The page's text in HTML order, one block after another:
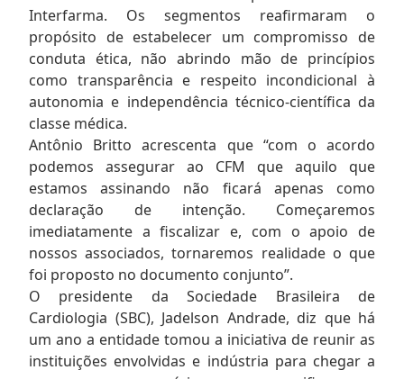
Interfarma. Os segmentos reafirmaram o
propósito de estabelecer um compromisso de
conduta ética, não abrindo mão de princípios
como transparência e respeito incondicional à
autonomia e independência técnico-científica da
classe médica.
Antônio Britto acrescenta que “com o acordo
podemos assegurar ao CFM que aquilo que
estamos assinando não ficará apenas como
declaração de intenção. Começaremos
imediatamente a fiscalizar e, com o apoio de
nossos associados, tornaremos realidade o que
foi proposto no documento conjunto”.
O presidente da Sociedade Brasileira de
Cardiologia (SBC), Jadelson Andrade, diz que há
um ano a entidade tomou a iniciativa de reunir as
instituições envolvidas e indústria para chegar a